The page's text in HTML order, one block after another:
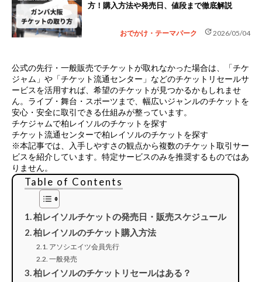
方！購入方法や発売日、値段まで徹底解説
おでかけ・テーマパーク update2026/05/04
公式の先行・一般販売でチケットが取れなかった場合は、
「チケ
ジャム」や「チケット流通センター」などのチケットリセールサ
ービスを活用すれば、希望のチケットが見つかるかもしれませ
ん。ライブ・舞台・スポーツまで、幅広いジャンルのチケットを
安心・安全に取引できる仕組みが整っています。
チケジャムで柏レイソルのチケットを探す
チケット流通センターで柏レイソルのチケットを探す
※本記事では、入手しやすさの観点から複数のチケット取引サー
ビスを紹介しています。特定サービスのみを推奨するものではあ
りません。
Table of Contents
柏レイソルチケットの発売日・販売スケジュール
柏レイソルのチケット購入方法
アソシエイツ会員先行
一般発売
柏レイソルのチケットリセールはある？